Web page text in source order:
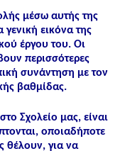
μέσω αυτής της
γενική εικόνα της
έργου του. Οι
περισσότερες
συνάντηση με τον
βαθμίδας.
Σχολείο μας, είναι
οποιαδήποτε
θέλουν, για να